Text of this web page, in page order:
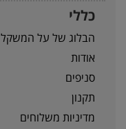
כללי
הבלוג של על המשקל
אודות
סניפים
תקנון
מדיניות משלוחים